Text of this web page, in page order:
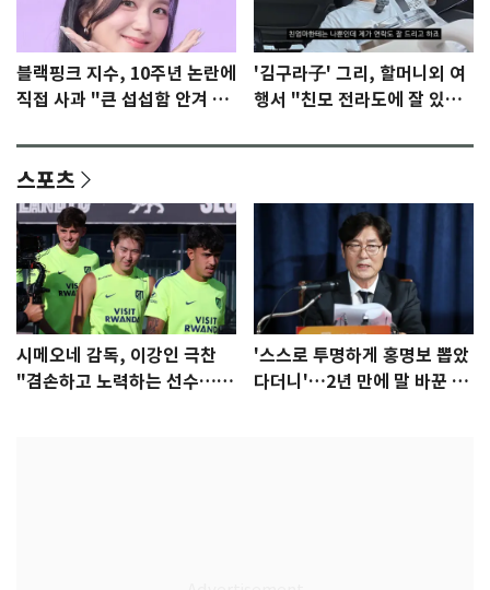
블랙핑크 지수, 10주년 논란에
직접 사과 "큰 섭섭함 안겨 미
'김구라子' 그리, 할머니외 여
행서 "친모 전라도에 잘 있
스포츠
시메오네 감독, 이강인 극찬
"겸손하고 노력하는 선수…좋
'스스로 투명하게 홍명보 뽑았
다더니'…2년 만에 말 바꾼 이